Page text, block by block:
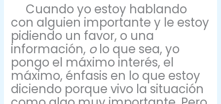
Cuando yo estoy hablando
con alguien importante y le estoy
pidiendo un favor, o una
información, olo que sea, yo
pongo el máximo interés, el
máximo, énfasis en lo que estoy
diciendo porque vivo la situación